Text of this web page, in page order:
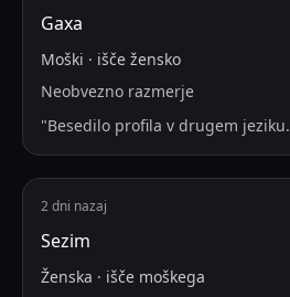
Gaxa
Moški · išče žensko
Neobvezno razmerje
"Besedilo profila v drugem jeziku.
2 dni nazaj
Sezim
Ženska · išče moškega